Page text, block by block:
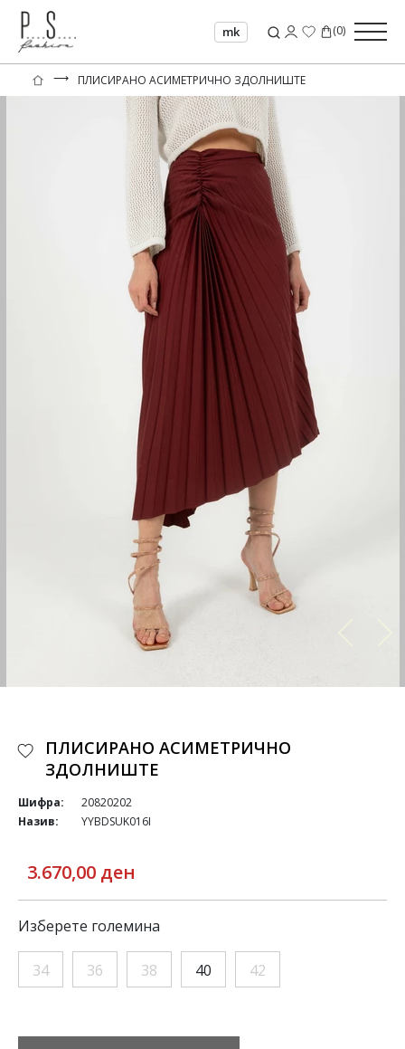
mk (0)
⟶ ПЛИСИРАНО АСИМЕТРИЧНО ЗДОЛНИШТЕ
ПЛИСИРАНО АСИМЕТРИЧНО
ЗДОЛНИШТЕ
Шифра:
20820202
Назив:
YYBDSUK016I
3.670,00 ден
Изберете големина
34 36 38 40 42